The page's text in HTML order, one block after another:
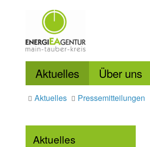
Aktuelles Über uns
Aktuelles Pressemitteilungen
Aktuelles